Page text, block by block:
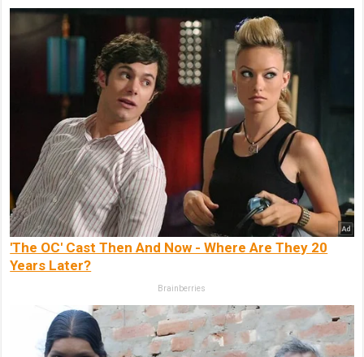
'The OC' Cast Then And Now - Where Are They 20
Years Later?
Brainberries